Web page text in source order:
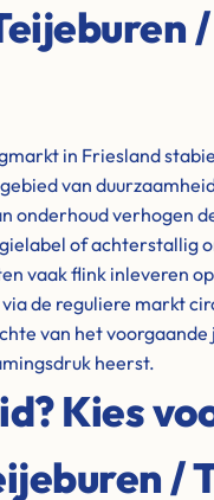
in Friesland
van
onderhoud verhogen
of achterstallig
vaak flink inleveren
de reguliere markt
van het
heerst.
Kies
/